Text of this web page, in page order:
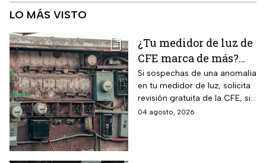
LO MÁS VISTO
¿Tu medidor de luz de
CFE marca de más?
Así puedes saber si
presenta una falla
Si sospechas de una anomalía
en tu medidor de luz, solicita
revisión gratuita de la CFE, si
hay falla es totalmente
04 agosto, 2026